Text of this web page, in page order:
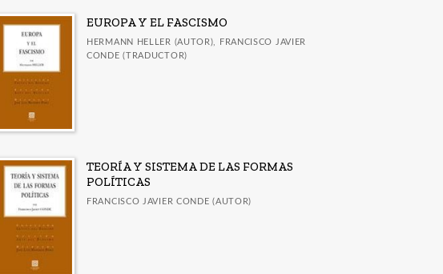
EUROPA Y EL FASCISMO
HERMANN HELLER (AUTOR), FRANCISCO JAVIER
CONDE (TRADUCTOR)
TEORÍA Y SISTEMA DE LAS FORMAS
POLÍTICAS
FRANCISCO JAVIER CONDE (AUTOR)